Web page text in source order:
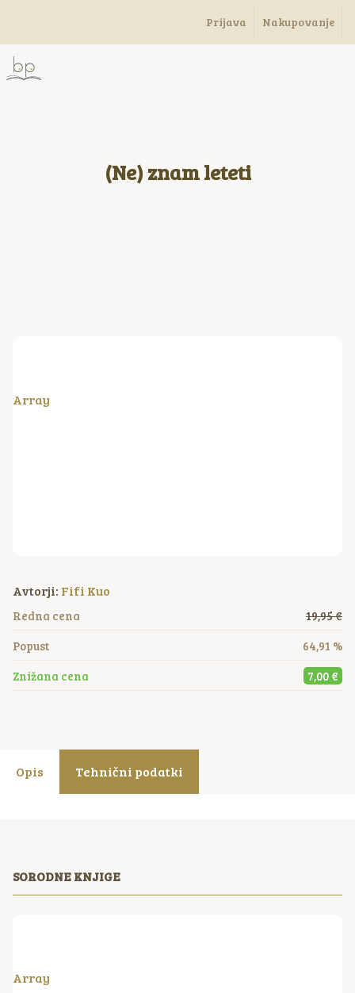
Prijava Nakupovanje
(Ne) znam leteti
Array
Avtorji: Fifi Kuo
Redna cena
19,95 €
Popust
64,91 %
Znižana cena
7,00 €
Opis Tehnični podatki
SORODNE KNJIGE
Array